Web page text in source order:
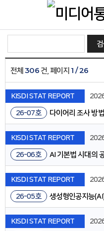
통합검색
검색어를 입력해주세요.
전체306건, 페이지 1 / 26
KISDI STAT REPORT
26-07호
다이어리 조사 방법론에 따른
KISDI STAT REPORT
26-06호
AI 기본법 시대의
KISDI STAT REPORT
26-05호
생성형인공지능(AI) 이용자집단분석:
KISDI STAT REPORT